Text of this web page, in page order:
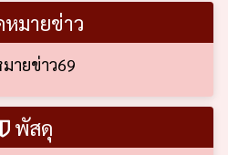
หมายข่าว
ายข่าว69
พัสดุ